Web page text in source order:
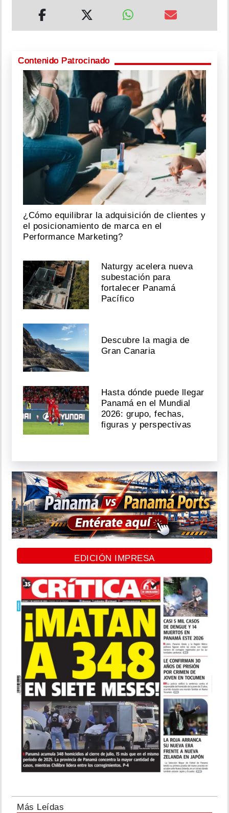
Contenido Patrocinado
¿Cómo equilibrar la adquisición de clientes y
el posicionamiento de marca en el
Performance Marketing?
Naturgy acelera nueva
subestación para
fortalecer Panamá
Pacífico
Descubre la magia de
Gran Canaria
Hasta dónde puede llegar
Panamá en el Mundial
2026: grupo, fechas,
figuras y perspectivas
EDICIÓN IMPRESA
Más Leídas